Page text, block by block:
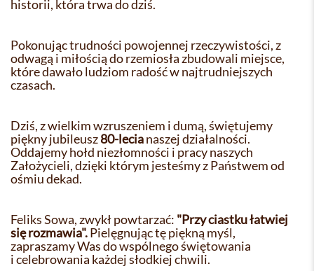
historii, która trwa do dziś.
Pokonując trudności powojennej rzeczywistości, z
odwagą i miłością do rzemiosła zbudowali miejsce,
które dawało ludziom radość w najtrudniejszych
czasach.
Dziś, z wielkim wzruszeniem i dumą, świętujemy
piękny jubileusz80-lecianaszej działalności.
Oddajemy hołd niezłomności i pracy naszych
Założycieli, dzięki którym jesteśmy z Państwem od
ośmiu dekad.
Feliks Sowa, zwykł powtarzać: "Przy ciastku łatwiej
się rozmawia".Pielęgnując tę piękną myśl,
zapraszamy Was do wspólnego świętowania
i celebrowania każdej słodkiej chwili.